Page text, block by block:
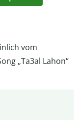
vom
„Ta3al Lahon“